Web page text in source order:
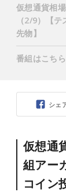
シェ
仮想通
組アー
コイン
仮想通貨相
（2/9）【
先物】
番組はこちら